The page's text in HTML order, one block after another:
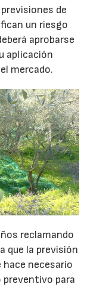
de
un riesgo
aprobarse
aplicación
mercado.
reclamando
que la previsión
hace necesario
para